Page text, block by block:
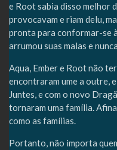
e Root sabia disso melhor
provocavam e riam delu,
pronta para conformar-se
arrumou suas malas e
Aqua, Ember e Root não
encontraram ume a outre,
Juntes, e com o novo
tornaram uma família.
como as famílias.
Portanto, não importa